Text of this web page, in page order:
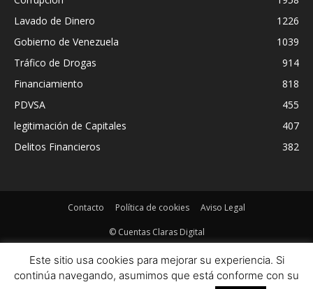
Lavado de Dinero
1226
Gobierno de Venezuela
1039
Tráfico de Drogas
914
Financiamiento
818
PDVSA
455
legitimación de Capitales
407
Delitos Financieros
382
Contacto Política de cookies Aviso Legal
© Cuentas Claras Digital
Este sitio usa cookies para mejorar su experiencia. Si
continúa navegando, asumimos que está conforme con su